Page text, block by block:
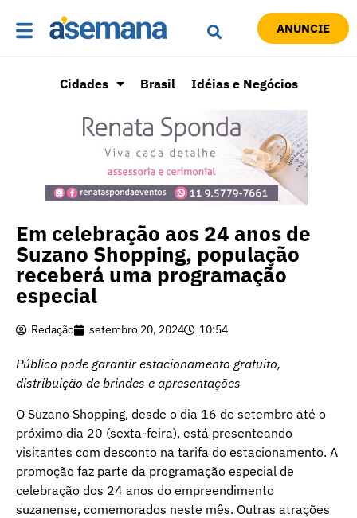
ANUNCIE
Cidades Brasil Idéias e Negócios
Em celebração aos 24 anos de
Suzano Shopping, população
receberá uma programação
especial
Redação setembro 20, 2024 10:54
Público pode garantir estacionamento gratuito,
distribuição de brindes e apresentações
O Suzano Shopping, desde o dia 16 de setembro até o
próximo dia 20 (sexta-feira), está presenteando
visitantes com desconto na tarifa do estacionamento. A
promoção faz parte da programação especial de
celebração dos 24 anos do empreendimento
suzanense, comemorados neste mês. Outras atrações